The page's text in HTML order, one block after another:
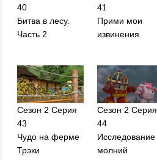
40
Битва в лесу.
Часть 2
41
Прими мои
извинения
Сезон 2 Серия
43
Чудо на ферме
Трэки
Сезон 2 Серия
44
Исследование
молний